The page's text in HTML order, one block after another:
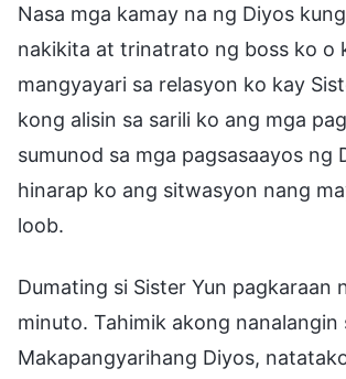
Nasa mga kamay na ng Diyos
nakikita at trinatrato ng boss ko o
mangyayari sa relasyon ko kay
kong alisin sa sarili ko ang mga
sumunod sa mga pagsasaayos ng
hinarap ko ang sitwasyon nang
loob.
Dumating si Sister Yun pagkaraan
minuto. Tahimik akong nanalangin
Makapangyarihang Diyos,